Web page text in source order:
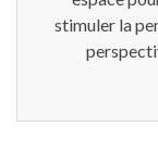
stimuler la